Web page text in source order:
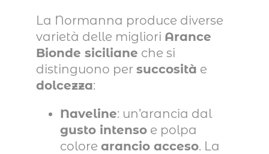
La Normanna produce diverse
varietà delle migliori Arance
Bionde siciliane che si
distinguono per succosità e
dolcezza:
Naveline: un’arancia dal
gusto intensoe polpa
colore arancio acceso. La